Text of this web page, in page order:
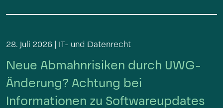
28. Juli 2026 | IT- und Datenrecht
Neue Abmahnrisiken durch UWG-
Änderung? Achtung bei
Informationen zu Softwareupdates